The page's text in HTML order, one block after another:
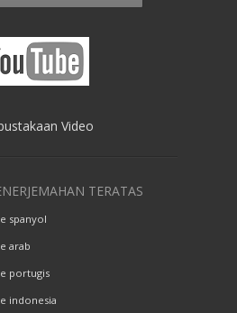
Video
TERATAS
spanyol
arab
portugis
indonesia